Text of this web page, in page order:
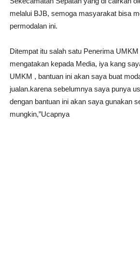
melalui BJB, semoga masyarakat bisa
permodalan ini.
Ditempat itu salah satu Penerima
mengatakan kepada Media, iya kang
UMKM , bantuan ini akan saya buat
jualan.karena sebelumnya saya punya
dengan bantuan ini akan saya gunakan
mungkin,”Ucapnya